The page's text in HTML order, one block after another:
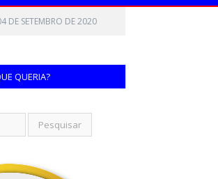
DE SETEMBRO DE 2020
QUERIA?